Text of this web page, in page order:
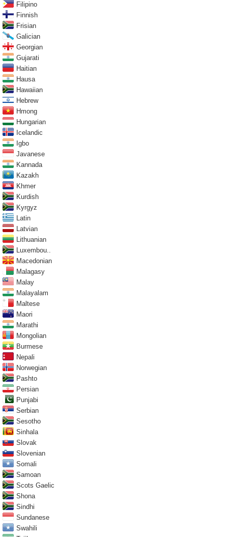
Filipino
Finnish
Frisian
Galician
Georgian
Gujarati
Haitian
Hausa
Hawaiian
Hebrew
Hmong
Hungarian
Icelandic
Igbo
Javanese
Kannada
Kazakh
Khmer
Kurdish
Kyrgyz
Latin
Latvian
Lithuanian
Luxembou..
Macedonian
Malagasy
Malay
Malayalam
Maltese
Maori
Marathi
Mongolian
Burmese
Nepali
Norwegian
Pashto
Persian
Punjabi
Serbian
Sesotho
Sinhala
Slovak
Slovenian
Somali
Samoan
Scots Gaelic
Shona
Sindhi
Sundanese
Swahili